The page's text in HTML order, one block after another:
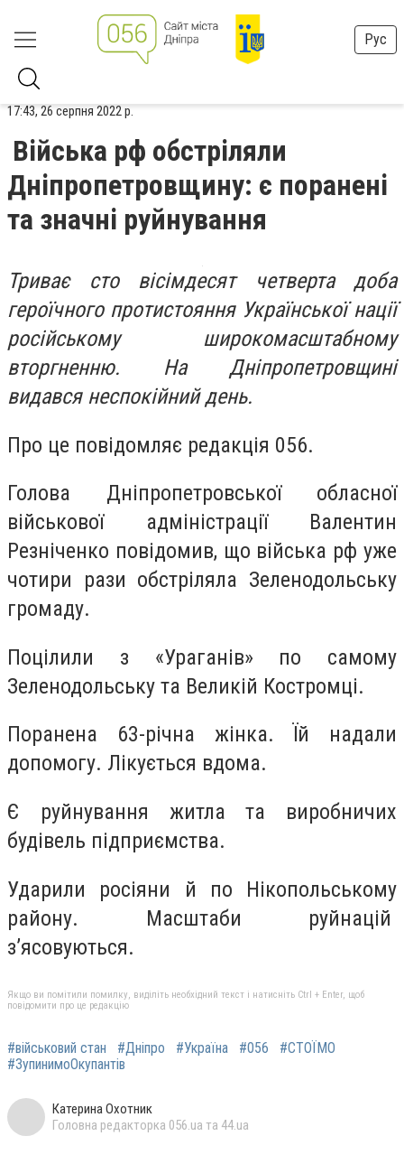
Рус
17:43, 26 серпня 2022 р.
Війська рф обстріляли
Дніпропетровщину: є поранені
та значні руйнування
Триває сто вісімдесят четверта доба
героїчного протистояння Української нації
російському широкомасштабному
вторгненню. На Дніпропетровщині
видався неспокійний день.
Про це повідомляє редакція 056.
Голова Дніпропетровської обласної
військової адміністрації Валентин
Резніченко повідомив, що війська рф уже
чотири рази обстріляла Зеленодольську
громаду.
Поцілили з «Ураганів» по самому
Зеленодольську та Великій Костромці.
Поранена 63-річна жінка. Їй надали
допомогу. Лікується вдома.
Є руйнування житла та виробничих
будівель підприємства.
Ударили росіяни й по Нікопольському
району. Масштаби руйнацій
з’ясовуються.
Якщо ви помітили помилку, виділіть необхідний текст і натисніть Ctrl + Enter, щоб
повідомити про це редакцію
#військовий стан #Дніпро #Україна #056
#СТОЇМО
#ЗупинимоОкупантів
Катерина Охотник
Головна редакторка 056.ua та 44.ua